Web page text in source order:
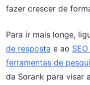
fazer crescer de
Para ir mais longe,
de resposta e ao
ferramentas de
da Sorank para visar